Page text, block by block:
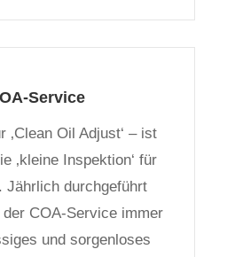
Service
‚Clean Oil Adjust‘ – ist
‚kleine Inspektion‘ für
Jährlich durchgeführt
COA-Service immer
und sorgenloses